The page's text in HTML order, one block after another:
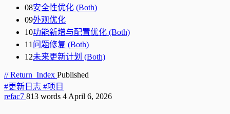
08安全性优化 (Both)
09外观优化
10功能新增与配置优化 (Both)
11 问题修复 (Both)
12未来更新计划 (Both)
// Return_Index Published
#更新日志 #项目
refac7 813 words 4 April 6, 2026